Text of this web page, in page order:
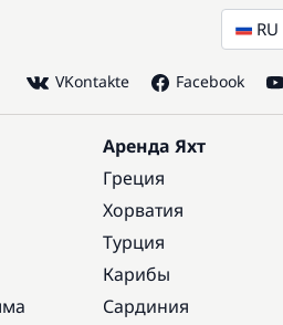
RU
VKontakte Facebook
Аренда Яхт
Греция
Хорватия
Турция
Карибы
Сардиния